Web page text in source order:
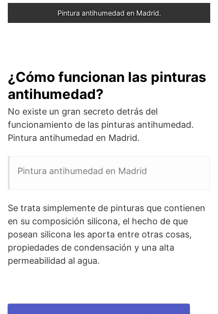
Pintura antihumedad en Madrid.
¿Cómo funcionan las pinturas
antihumedad?
No existe un gran secreto detrás del
funcionamiento de las pinturas antihumedad.
Pintura antihumedad en Madrid.
Pintura antihumedad en Madrid
Se trata simplemente de pinturas que contienen
en su composición silicona, el hecho de que
posean silicona les aporta entre otras cosas,
propiedades de condensación y una alta
permeabilidad al agua.